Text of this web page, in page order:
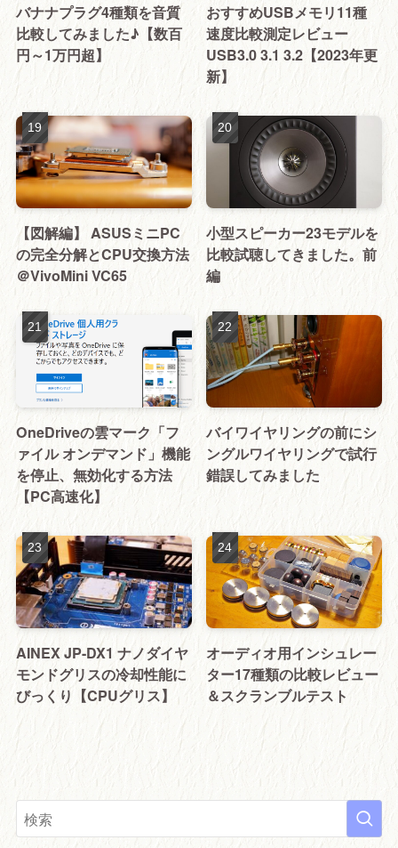
バナナプラグ4種類を音質
比較してみました♪【数百
円～1万円超】
おすすめUSBメモリ11種
速度比較測定レビュー
USB3.0 3.1 3.2【2023年更
新】
【図解編】 ASUSミニPC
の完全分解とCPU交換方法
＠VivoMini VC65
小型スピーカー23モデルを
比較試聴してきました。前
編
OneDriveの雲マーク「フ
ァイル オンデマンド」機能
を停止、無効化する方法
【PC高速化】
バイワイヤリングの前にシ
ングルワイヤリングで試行
錯誤してみました
AINEX JP-DX1 ナノダイヤ
モンドグリスの冷却性能に
びっくり【CPUグリス】
オーディオ用インシュレー
ター17種類の比較レビュー
＆スクランブルテスト